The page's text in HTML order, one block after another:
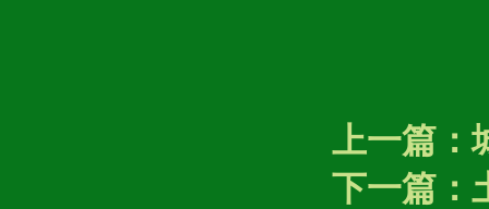
上一篇：
下一篇：